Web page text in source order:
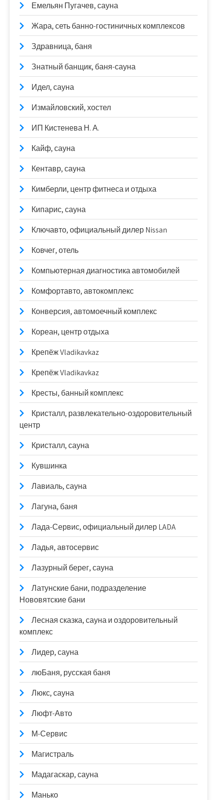
Емельян Пугачев, сауна
Жара, сеть банно-гостиничных комплексов
Здравница, баня
Знатный банщик, баня-сауна
Идел, сауна
Измайловский, хостел
ИП Кистенева Н. А.
Кайф, сауна
Кентавр, сауна
Кимберли, центр фитнеса и отдыха
Кипарис, сауна
Ключавто, официальный дилер Nissan
Ковчег, отель
Компьютерная диагностика автомобилей
Комфортавто, автокомплекс
Конверсия, автомоечный комплекс
Кореан, центр отдыха
Крепёж Vladikavkaz
Крепёж Vladikavkaz
Кресты, банный комплекс
Кристалл, развлекательно-оздоровительный
центр
Кристалл, сауна
Кувшинка
Лавиаль, сауна
Лагуна, баня
Лада-Сервис, официальный дилер LADA
Ладья, автосервис
Лазурный берег, сауна
Латунские бани, подразделение
Нововятские бани
Лесная сказка, сауна и оздоровительный
комплекс
Лидер, сауна
люБаня, русская баня
Люкс, сауна
Люфт-Авто
М-Сервис
Магистраль
Мадагаскар, сауна
Манько